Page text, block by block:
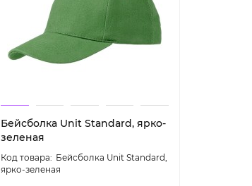
Бейсболка Unit Standard, ярко-
зеленая
Бейсболка Unit Standard,
ярко-зеленая